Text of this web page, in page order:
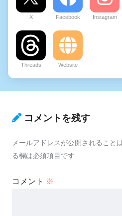
X Facebook Instagram
Threads Website
コメントを残す
メールアドレスが公開されること
る欄は必須項目です
コメント ※